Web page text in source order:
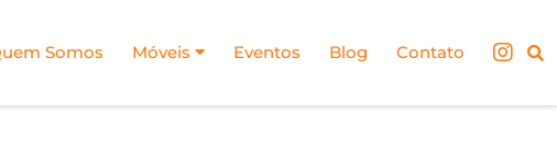
Somos Móveis Eventos Blog Contato